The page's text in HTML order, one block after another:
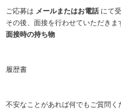
ご応募は メールまたはお電話にて受
その後、面接を行わせていただきま
面接時の持ち物
履歴書
不安なことがあれば何でもご質問く